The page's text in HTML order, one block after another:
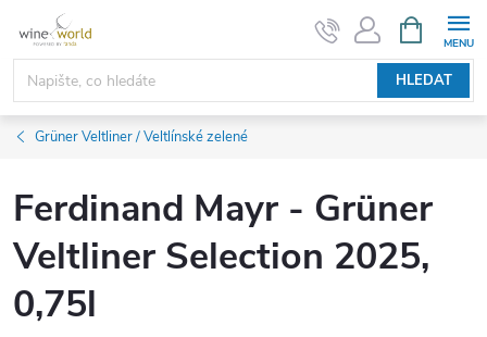
obsah
HLEDAT
NÁKUPNÍ
KOŠÍK
Grüner Veltliner / Veltlínské zelené
Ferdinand Mayr - Grüner
Veltliner Selection 2025,
0,75l